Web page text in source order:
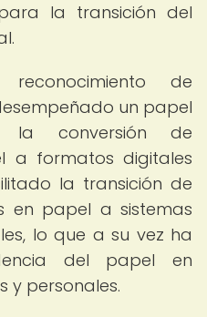
la transición del
de
un papel
la conversión de
a formatos digitales
la transición de
en papel a sistemas
lo que a su vez ha
del papel en
y personales.